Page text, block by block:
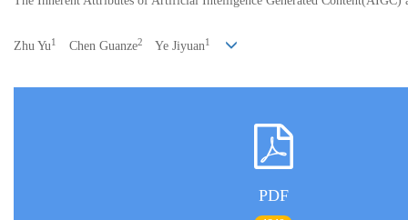
Zhu Yu1 Chen Guanze2 Ye Jiyuan1
PDF